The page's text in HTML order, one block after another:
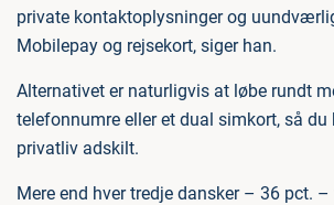
private kontaktoplysninger og
Mobilepay og rejsekort, siger han.
Alternativet er naturligvis at løbe rundt
telefonnumre eller et dual simkort, så du
privatliv adskilt.
Mere end hver tredje dansker – 36 pct. –